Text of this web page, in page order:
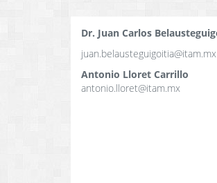
Dr. Juan Carlos
juan.belausteguigoitia@itam.mx
Antonio Lloret Carrillo
antonio.lloret@itam.mx